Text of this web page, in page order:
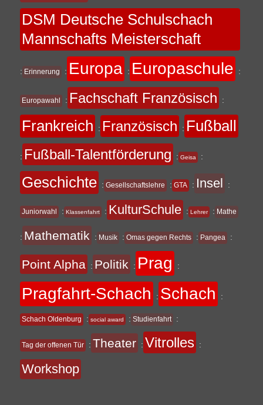
DSM Deutsche Schulschach
Mannschafts Meisterschaft
: Erinnerung : Europa : Europaschule :
Europawahl : Fachschaft Französisch :
Frankreich : Französisch : Fußball
: Fußball-Talentförderung : Geisa :
Geschichte : Gesellschaftslehre : GTA : Insel :
Juniorwahl : Klassenfahrt : KulturSchule : Lehrer : Mathe
: Mathematik : Musik : Omas gegen Rechts : Pangea :
Point Alpha : Politik : Prag :
Pragfahrt-Schach : Schach :
Schach Oldenburg : social award : Studienfahrt :
Tag der offenen Tür : Theater : Vitrolles :
Workshop